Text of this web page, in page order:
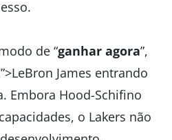
de “ganhar agora”,
James entrando
Embora Hood-Schifino
o Lakers não